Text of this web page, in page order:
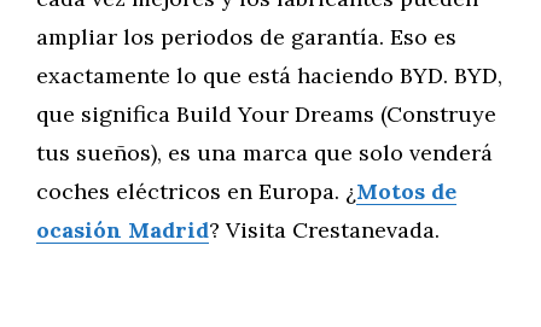
ampliar los periodos de garantía. Eso es
exactamente lo que está haciendo BYD. BYD,
que significa Build Your Dreams (Construye
tus sueños), es una marca que solo venderá
coches eléctricos en Europa. ¿Motos de
ocasión Madrid? Visita Crestanevada.